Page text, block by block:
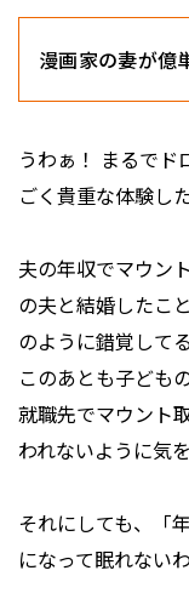
漫画家の妻が億
うわぁ！ まるで
ごく貴重な体験し
夫の年収でマウン
の夫と結婚したこ
のように錯覚して
このあとも子ども
就職先でマウント
われないように気
それにしても、「
になって眠れない